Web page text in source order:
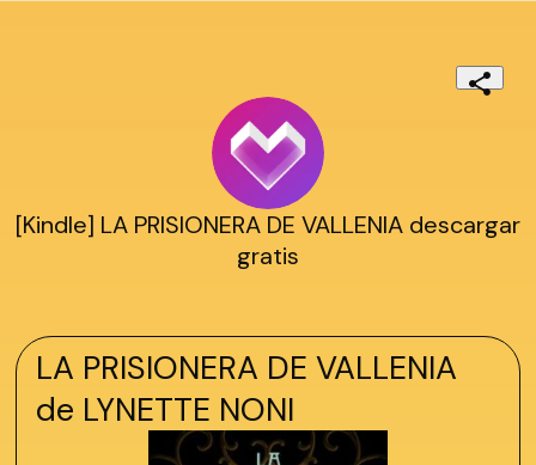
[Kindle] LA PRISIONERA DE VALLENIA descargar
gratis
LA PRISIONERA DE VALLENIA
de LYNETTE NONI